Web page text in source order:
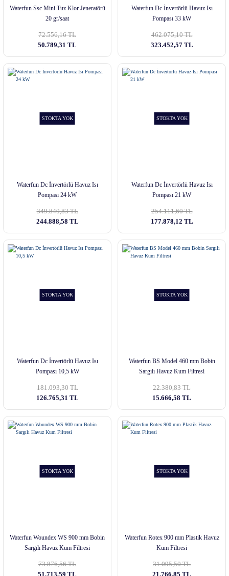
Waterfun Ssc Mini Tuz Klor Jeneratörü
20 gr/saat
72.556,16 TL
50.789,31 TL
Waterfun Dc İnvertörlü Havuz Isı
Pompası 33 kW
462.075,10 TL
323.452,57 TL
STOKTA YOK
Waterfun Dc İnvertörlü Havuz Isı
Pompası 24 kW
349.840,83 TL
244.888,58 TL
STOKTA YOK
Waterfun Dc İnvertörlü Havuz Isı
Pompası 21 kW
254.111,60 TL
177.878,12 TL
STOKTA YOK
Waterfun Dc İnvertörlü Havuz Isı
Pompası 10,5 kW
181.093,30 TL
126.765,31 TL
STOKTA YOK
Waterfun BS Model 460 mm Bobin
Sargılı Havuz Kum Filtresi
22.380,83 TL
15.666,58 TL
STOKTA YOK
Waterfun Woundex WS 900 mm Bobin
Sargılı Havuz Kum Filtresi
73.876,56 TL
51.713,59 TL
STOKTA YOK
Waterfun Rotex 900 mm Plastik Havuz
Kum Filtresi
31.095,50 TL
21.766,85 TL